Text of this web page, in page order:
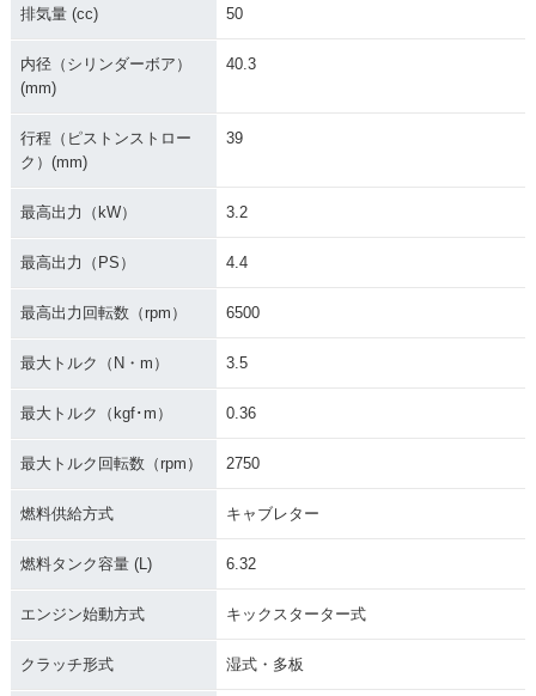
排気量 (cc) 50
内径（シリンダーボア）
(mm)
40.3
行程（ピストンストロー
ク）(mm)
39
最高出力（kW） 3.2
最高出力（PS） 4.4
最高出力回転数（rpm） 6500
最大トルク（N・m） 3.5
最大トルク（kgf･m） 0.36
最大トルク回転数（rpm） 2750
燃料供給方式 キャブレター
燃料タンク容量 (L) 6.32
エンジン始動方式 キックスターター式
クラッチ形式 湿式・多板